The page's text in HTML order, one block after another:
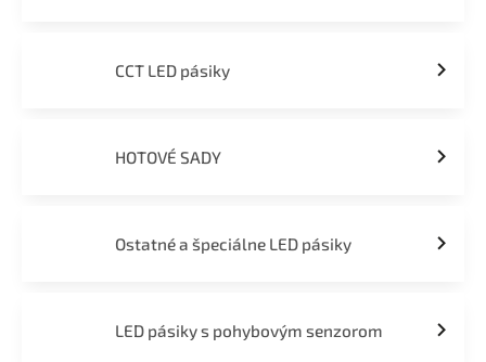
CCT LED pásiky
HOTOVÉ SADY
Ostatné a špeciálne LED pásiky
LED pásiky s pohybovým senzorom